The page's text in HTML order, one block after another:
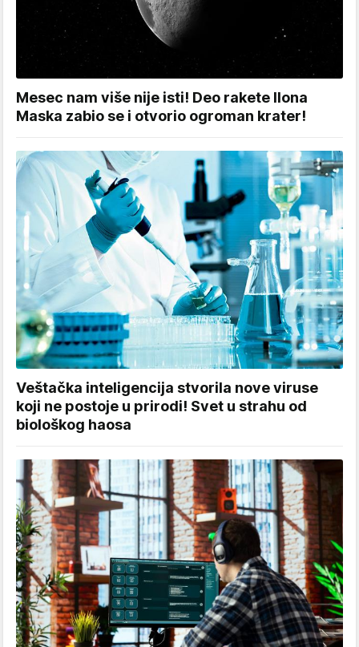
Mesec nam više nije isti! Deo rakete Ilona
Maska zabio se i otvorio ogroman krater!
Veštačka inteligencija stvorila nove viruse
koji ne postoje u prirodi! Svet u strahu od
biološkog haosa